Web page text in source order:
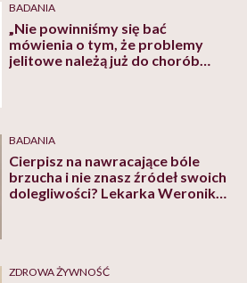
BADANIA
„Nie powinniśmy się bać
mówienia o tym, że problemy
jelitowe należą już do chorób
BADANIA
Cierpisz na nawracające bóle
brzucha i nie znasz źródeł swoich
dolegliwości? Lekarka Weronika
ZDROWA ŻYWNOŚĆ